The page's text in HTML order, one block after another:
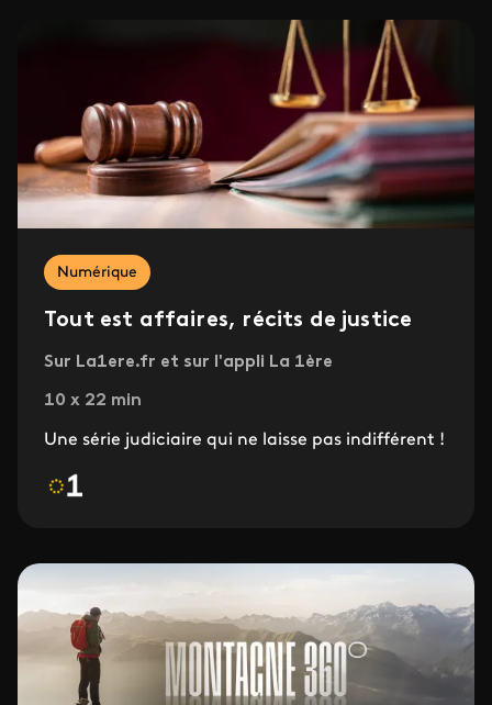
Numérique
Tout est affaires, récits de justice
Sur La1ere.fr et sur l'appli La 1ère
10 x 22 min
Une série judiciaire qui ne laisse pas indifférent !